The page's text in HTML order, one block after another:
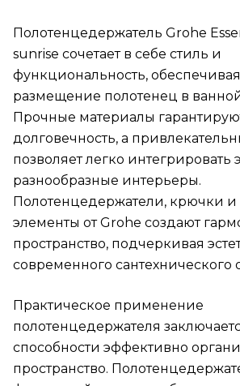
Полотенцедержатель Grohe
sunrise сочетает в себе стиль и
функциональность,
размещение полотенец в
Прочные материалы
долговечность, а
позволяет легко интегрировать
разнообразные интерьеры.
Полотенцедержатели, крючки и
элементы от Grohe создают
пространство, подчеркивая
современного сантехнического
Практическое применение
полотенцедержателя
способности эффективно
пространство.